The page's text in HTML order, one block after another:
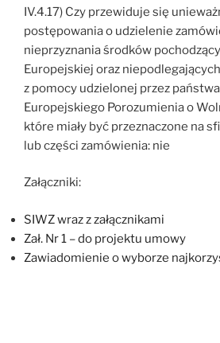
IV.4.17) Czy przewiduje się
postępowania o udzielenie
nieprzyznania środków
Europejskiej oraz
z pomocy udzielonej przez
Europejskiego Porozumienia o
które miały być przeznaczone na
lub części zamówienia: nie
Załączniki:
SIWZ wraz z załącznikami
Zał. Nr 1 – do projektu umowy
Zawiadomienie o wyborze